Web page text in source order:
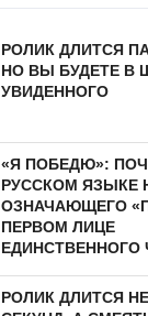
РОЛИК ДЛИТСЯ
НО ВЫ БУДЕТЕ В
УВИДЕННОГО
«Я ПОБЕДЮ»:
РУССКОМ ЯЗЫКЕ
ОЗНАЧАЮЩЕГО
ПЕРВОМ ЛИЦЕ
ЕДИНСТВЕННОГО
РОЛИК ДЛИТСЯ